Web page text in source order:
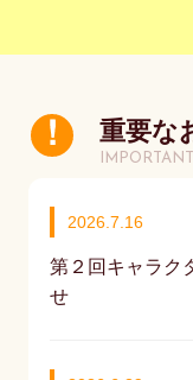
重要な
2026.7.16
第２回キャラク
せ